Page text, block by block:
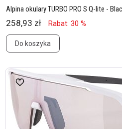
Alpina okulary TURBO PRO S Q-lite -
258,93 zł Rabat: 30 %
Do koszyka